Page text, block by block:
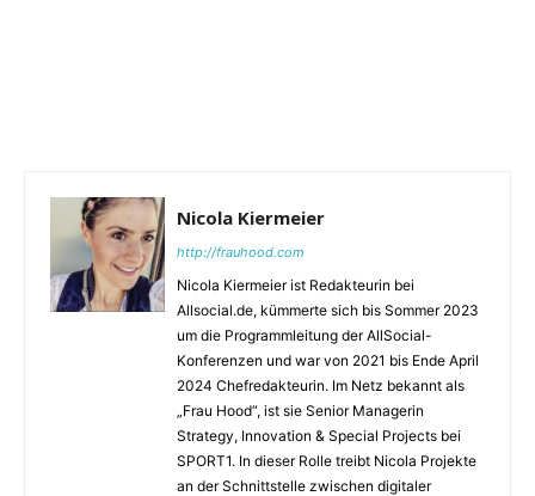
Nicola Kiermeier
http://frauhood.com
Nicola Kiermeier ist Redakteurin bei
Allsocial.de, kümmerte sich bis Sommer 2023
um die Programmleitung der AllSocial-
Konferenzen und war von 2021 bis Ende April
2024 Chefredakteurin. Im Netz bekannt als
„Frau Hood“, ist sie Senior Managerin
Strategy, Innovation & Special Projects bei
SPORT1. In dieser Rolle treibt Nicola Projekte
an der Schnittstelle zwischen digitaler